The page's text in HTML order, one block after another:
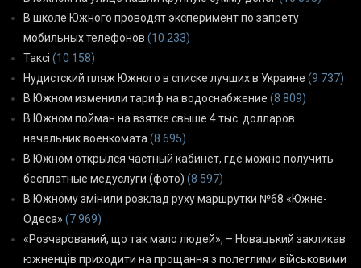
В школе Южного проводят эксперимент по запрету
мобильных телефонов (10 233)
Таксі (10 158)
Нудистский пляж Южного в списке лучших в Украине (9 737)
В Южном изменили тариф на водоснабжение (8 809)
В Южном пойман на взятке свыше 4 тыс. долларов
начальник военкомата (8 695)
В Южном открылся частный кабинет, где можно получить
бесплатные медуслуги (фото) (8 597)
В Южному змінили розклад руху маршрутки №68 «Южне-
Одеса» (7 969)
«Розчарований, що так мало людей», – Новацький закликав
южненців приходити на прощання з полеглими військовими